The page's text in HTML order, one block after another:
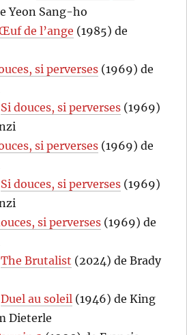
Yeon Sang-ho
de l’ange (1985) de
si perverses (1969) de
Si douces, si perverses (1969)
si perverses (1969) de
Si douces, si perverses (1969)
si perverses (1969) de
The Brutalist (2024) de Brady
Duel au soleil (1946) de King
Dieterle